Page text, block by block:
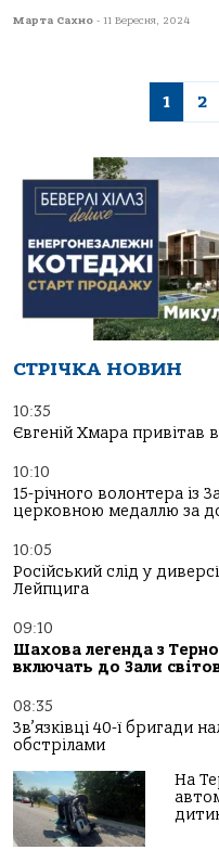
Марта Сахно - 11 Вересня, 2024
1 2
СТРІЧКА НОВИН
10:35
Євгеній Хмара привітав
10:10
15-річного волонтера із
церковною медаллю за
10:05
Російський слід у
Лейпцига
09:10
Шахова легенда з
включать до Зали
08:35
Зв’язківці 40-ї бригади
обстрілами
На